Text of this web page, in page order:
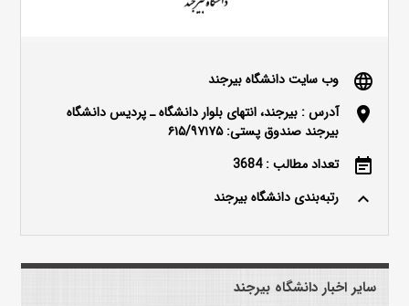
language وب سایت دانشگاه بیرجند
location_on
آدرس : بیرجند، انتهای بلوار دانشگاه ـ پردیس دانشگاه
بیرجند صندوق پستی: ۶۱۵/۹۷۱۷۵
event_note تعداد مطالب : 3684
keyboard_arrow_up رتبه‌بندی دانشگاه بیرجند
سایر اخبار دانشگاه بیرجند